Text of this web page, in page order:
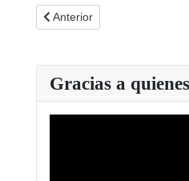
Artículo anterior: Lleno a
Anterior
Gracias a